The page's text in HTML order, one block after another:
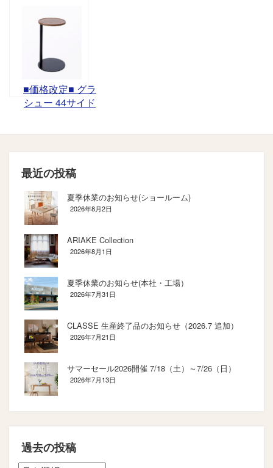
■価格改定■ グラ
シュー 44サイド
最近の投稿
夏季休業のお知らせ(ショールーム)
2026年8月2日
ARIAKE Collection
2026年8月1日
夏季休業のお知らせ(本社・工場）
2026年7月31日
CLASSE 生産終了品のお知らせ（2026.7 追加）
2026年7月21日
サマーセール2026開催 7/18（土）～7/26（日）
2026年7月13日
過去の投稿